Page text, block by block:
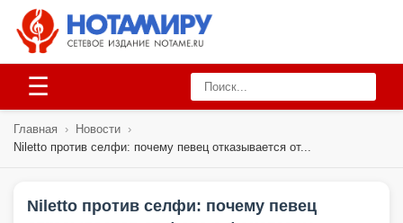
☰
Главная › Новости ›
Niletto против селфи: почему певец отказывается от...
Niletto против селфи: почему певец